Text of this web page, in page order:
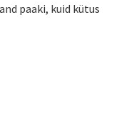
paaki, kuid kütus